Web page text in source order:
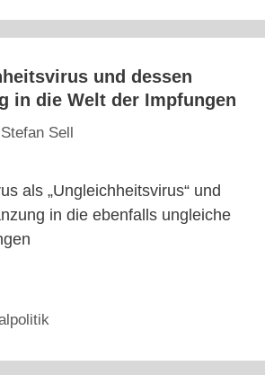
und dessen
in die Welt der Impfungen
Stefan Sell
als „Ungleichheitsvirus“ und
in die ebenfalls ungleiche